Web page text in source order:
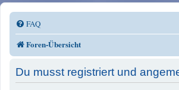
FAQ
Foren-Übersicht
Du musst registriert und